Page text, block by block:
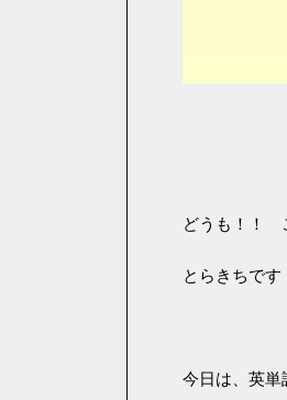
どうも！！
とらきちです
今日は、英単